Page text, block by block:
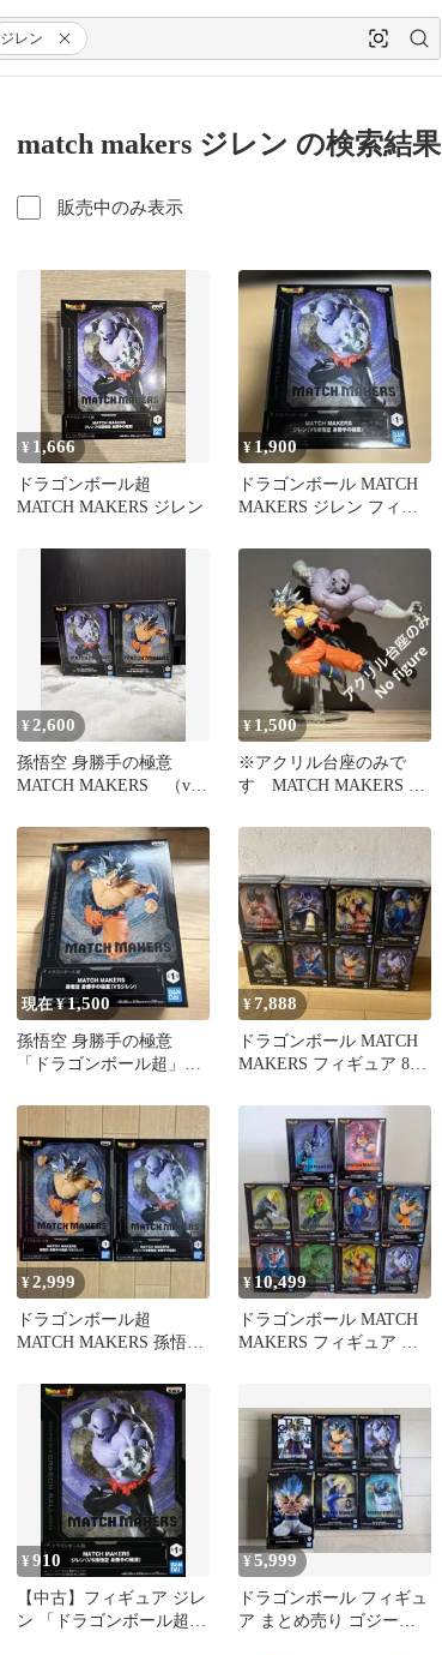
ジレン
match makers ジレン の検索結果
販売中のみ表示
¥ 1,666
ドラゴンボール超
MATCH MAKERS ジレン
¥1,900
ドラゴンボール MATCH
MAKERS ジレン フィギ
¥ 2,600
孫悟空 身勝手の極意
MATCH MAKERS （vs
ル
¥1,500
※アクリル台座のみで
す MATCH MAKERS 孫
現在 ¥1,500
孫悟空 身勝手の極意
「ドラゴンボール超」
…
¥7,888
ドラゴンボール MATCH
MAKERS フィギュア 8種
¥2,999
ドラゴンボール超
MATCH MAKERS 孫悟空
¥10,499
ドラゴンボール MATCH
MAKERS フィギュア ま
¥910
【中古】フィギュア ジレ
ン 「ドラゴンボール超」
¥5,999
ドラゴンボール フィギュ
ア まとめ売り ゴジータ